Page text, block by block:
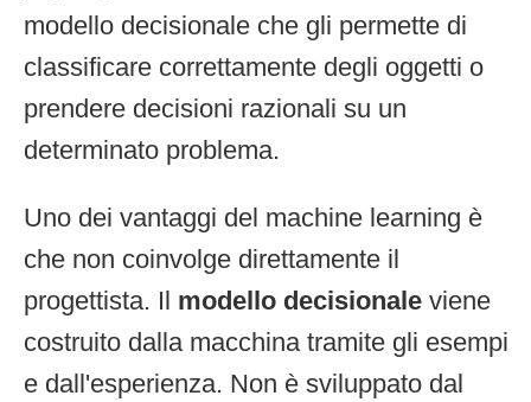
modello decisionale che gli permette di
classificare correttamente degli oggetti o
prendere decisioni razionali su un
determinato problema.
Uno dei vantaggi del machine learning è
che non coinvolge direttamente il
progettista. Il modello decisionale viene
costruito dalla macchina tramite gli esempi
e dall'esperienza. Non è sviluppato dal